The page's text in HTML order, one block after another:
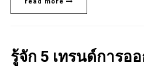
รู้จัก 5 เทรนด์การอ